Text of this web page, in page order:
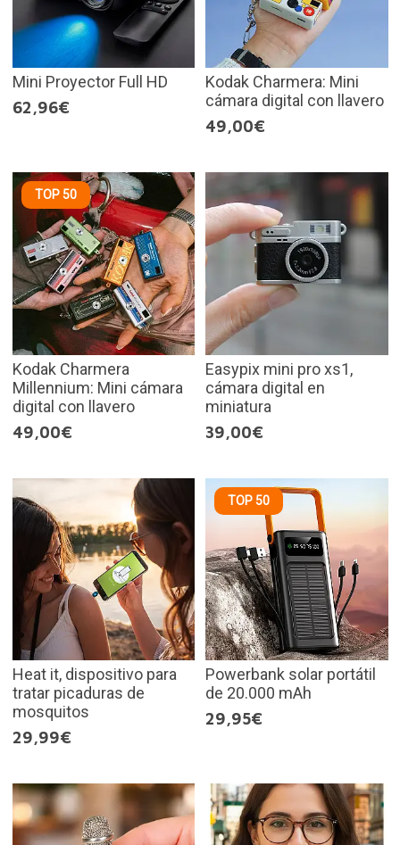
Mini Proyector Full HD
62,96€
Kodak Charmera: Mini
cámara digital con llavero
49,00€
TOP 50
Kodak Charmera
Millennium: Mini cámara
digital con llavero
49,00€
Easypix mini pro xs1,
cámara digital en
miniatura
39,00€
Heat it, dispositivo para
tratar picaduras de
mosquitos
29,99€
TOP 50
Powerbank solar portátil
de 20.000 mAh
29,95€